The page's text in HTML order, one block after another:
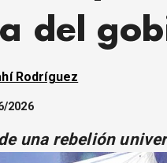
del
Rodríguez
2026
una rebelión